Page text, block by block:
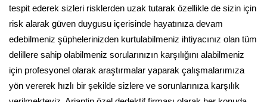
tespit ederek sizleri risklerden uzak tutarak özellikle de sizin için
risk alarak güven duygusu içerisinde hayatınıza devam
edebilmeniz şüphelerinizden kurtulabilmeniz ihtiyacınız olan tüm
delillere sahip olabilmeniz sorularınızın karşılığını alabilmeniz
için profesyonel olarak araştırmalar yaparak çalışmalarımıza
yön vererek hızlı bir şekilde sizlere ve sorunlarınıza karşılık